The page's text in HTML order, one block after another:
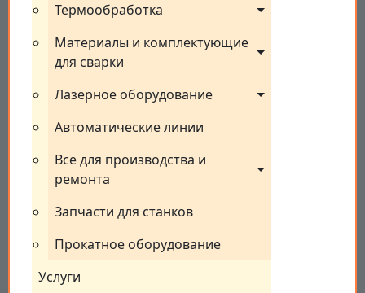
Термообработка
Материалы и комплектующие
для сварки
Лазерное оборудование
Автоматические линии
Все для производства и
ремонта
Запчасти для станков
Прокатное оборудование
Услуги